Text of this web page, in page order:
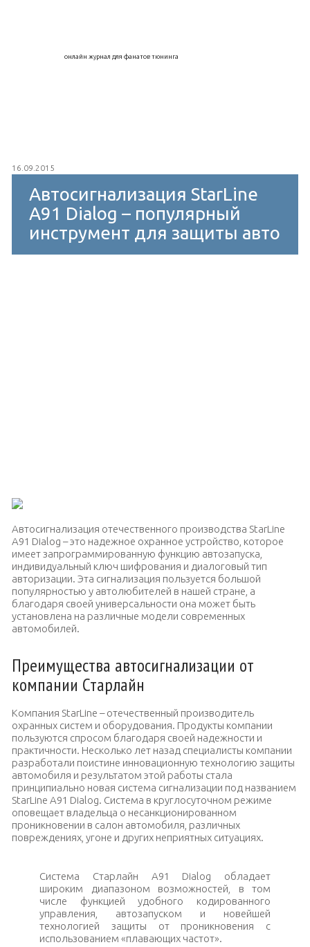
онлайн журнал для фанатов тюнинга
16.09.2015
Автосигнализация StarLine
A91 Dialog – популярный
инструмент для защиты авто
Автосигнализация отечественного производства StarLine
A91 Dialog – это надежное охранное устройство, которое
имеет запрограммированную функцию автозапуска,
индивидуальный ключ шифрования и диалоговый тип
авторизации. Эта сигнализация пользуется большой
популярностью у автолюбителей в нашей стране, а
благодаря своей универсальности она может быть
установлена на различные модели современных
автомобилей.
Преимущества автосигнализации от
компании Старлайн
Компания StarLine – отечественный производитель
охранных систем и оборудования. Продукты компании
пользуются спросом благодаря своей надежности и
практичности. Несколько лет назад специалисты компании
разработали поистине инновационную технологию защиты
автомобиля и результатом этой работы стала
принципиально новая система сигнализации под названием
StarLine A91 Dialog. Система в круглосуточном режиме
оповещает владельца о несанкционированном
проникновении в салон автомобиля, различных
повреждениях, угоне и других неприятных ситуациях.
Система Старлайн A91 Dialog обладает
широким диапазоном возможностей, в том
числе функцией удобного кодированного
управления, автозапуском и новейшей
технологией защиты от проникновения с
использованием «плавающих частот».